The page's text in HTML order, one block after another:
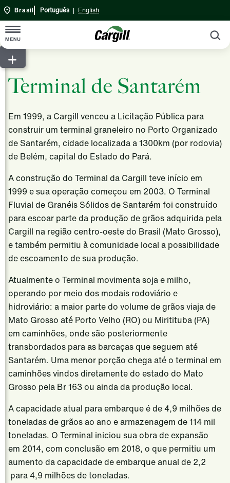
Início
Sobre
Visão geral da empresa
Nossa história
Engajamento da comunidade
Fundação Cargill
Relatório Anual
Central de Fornecedores
Produtos e Serviços
Agricultura
Nutrição Animal
Bioindustrial
Banco Cargill
Food Service
Produtos de Consumo
Alimentos E Bebidas
Beleza e Cuidados Pessoais
Farmacêutica
Gerenciamento de Risco
Trade & Capital Markets
Serviços Portuários
Latam Innovation Center
Notícias
Carreiras
Localidades
Cargill no mundo
Fale Conosco Brasil
Brasil Português | English
Terminal de Santarém
Em 1999, a Cargill venceu a Licitação Pública para
construir um terminal graneleiro no Porto Organizado
de Santarém, cidade localizada a 1300km (por rodovia)
de Belém, capital do Estado do Pará.
A construção do Terminal da Cargill teve início em
1999 e sua operação começou em 2003. O Terminal
Fluvial de Granéis Sólidos de Santarém foi construído
para escoar parte da produção de grãos adquirida pela
Cargill na região centro-oeste do Brasil (Mato Grosso),
e também permitiu à comunidade local a possibilidade
de escoamento de sua produção.
Atualmente o Terminal movimenta soja e milho,
operando por meio dos modais rodoviário e
hidroviário: a maior parte do volume de grãos viaja de
Mato Grosso até Porto Velho (RO) ou Miritituba (PA)
em caminhões, onde são posteriormente
transbordados para as barcaças que seguem até
Santarém. Uma menor porção chega até o terminal em
caminhões vindos diretamente do estado do Mato
Grosso pela Br 163 ou ainda da produção local.
A capacidade atual para embarque é de 4,9 milhões de
toneladas de grãos ao ano e armazenagem de 114 mil
toneladas. O Terminal iniciou sua obra de expansão
em 2014, com conclusão em 2018, o que permitiu um
aumento da capacidade de embarque anual de 2,2
para 4,9 milhões de toneladas.